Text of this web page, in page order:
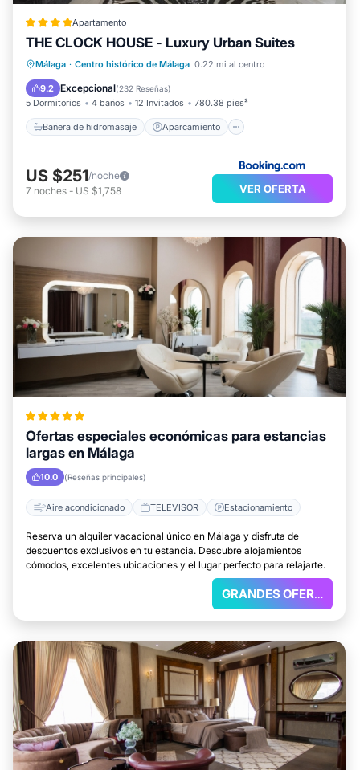
Apartamento
THE CLOCK HOUSE - Luxury Urban Suites
Málaga · Centro histórico de Málaga 0.22 mi al centro
9.2 Excepcional(232 Reseñas)
5 Dormitorios 4 baños 12 Invitados 780.38 pies²
Bañera de hidromasaje Aparcamiento
Bañera de hidromasaje
Aparcamiento
Balcón/Terraza
US $251/noche
7 noches - US $1,758 VER OFERTA
Ofertas especiales económicas para estancias
largas en Málaga
10.0 (Reseñas principales)
Aire acondicionado TELEVISOR Estacionamiento
Reserva un alquiler vacacional único en Málaga y disfruta de
descuentos exclusivos en tu estancia. Descubre alojamientos
cómodos, excelentes ubicaciones y el lugar perfecto para relajarte.
GRANDES OFERTAS